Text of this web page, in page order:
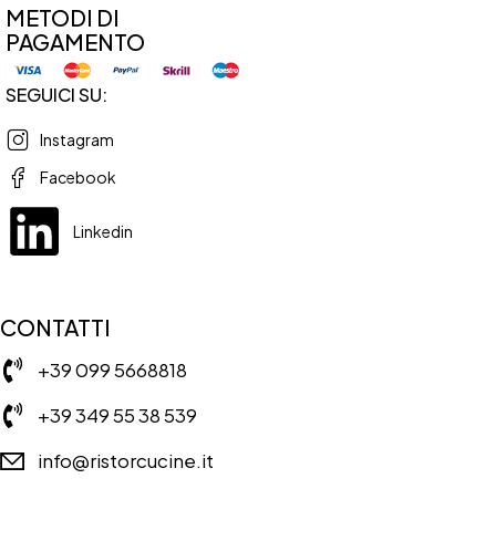
METODI DI
PAGAMENTO
SEGUICI SU:
Instagram
Facebook
Linkedin
CONTATTI
+39 099 5668818
+39 349 55 38 539
info@ristorcucine.it